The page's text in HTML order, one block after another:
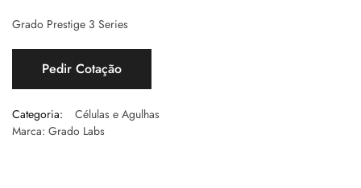
Grado Prestige 3 Series
Pedir Cotação
Categoria:
Células e Agulhas
Marca: Grado Labs